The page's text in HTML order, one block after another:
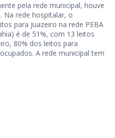
pela rede municipal, houve
Na rede hospitalar, o
para Juazeiro na rede PEBA
é de 51%, com 13 leitos
80% dos leitos para
A rede municipal tem